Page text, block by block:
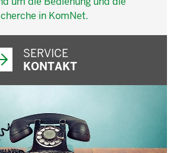
in KomNet.
SERVICE
KONTAKT